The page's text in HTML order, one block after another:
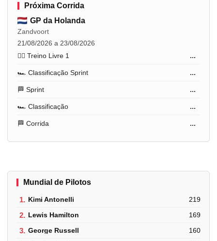
Próxima Corrida
GP da Holanda
Zandvoort
21/08/2026 a 23/08/2026
🏋️‍♂️ Treino Livre 1
...
🏎️ Classificação Sprint ...
🏁 Sprint ...
🏎️ Classificação ...
🏁 Corrida ...
Mundial de Pilotos
1. Kimi Antonelli 219
2. Lewis Hamilton 169
3. George Russell 160